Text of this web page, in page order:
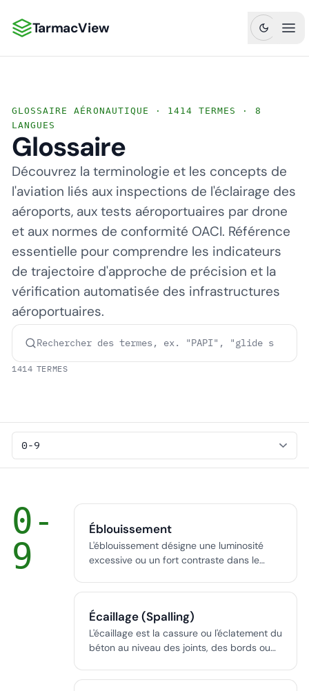
TarmacView : Analyses aéronautiques de précision
TarmacView
GLOSSAIRE AÉRONAUTIQUE · 1414 TERMES · 8
LANGUES
Glossaire
Découvrez la terminologie et les concepts de
l'aviation liés aux inspections de l'éclairage des
aéroports, aux tests aéroportuaires par drone
et aux normes de conformité OACI. Référence
essentielle pour comprendre les indicateurs
de trajectoire d'approche de précision et la
vérification automatisée des infrastructures
aéroportuaires.
1414 TERMES
0-
9
Éblouissement
L'éblouissement désigne une luminosité
excessive ou un fort contraste dans le
l'Unified Glare Rating (UGR) et constitue un
paramètre clé en conception de l'éclairage
pour les lieux de travail, l'industrie et les
Écaillage (Spalling)
L'écaillage est la cassure ou l'éclatement du
béton au niveau des joints, des bords ou
fondamental sur les pistes d'aéroport, les